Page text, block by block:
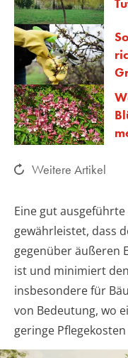
Weitere Artikel
Eine gut
gewährleistet, dass
gegenüber äußeren
ist und minimiert
insbesondere für
von Bedeutung, wo
geringe